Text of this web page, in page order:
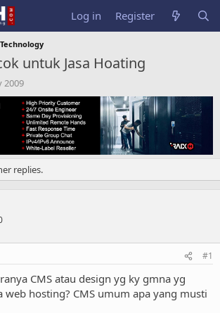
Log in Register
untuk Jasa Hoating
2009
replies.
#1
CMS atau design yg ky gmna yg
web hosting? CMS umum apa yang musti